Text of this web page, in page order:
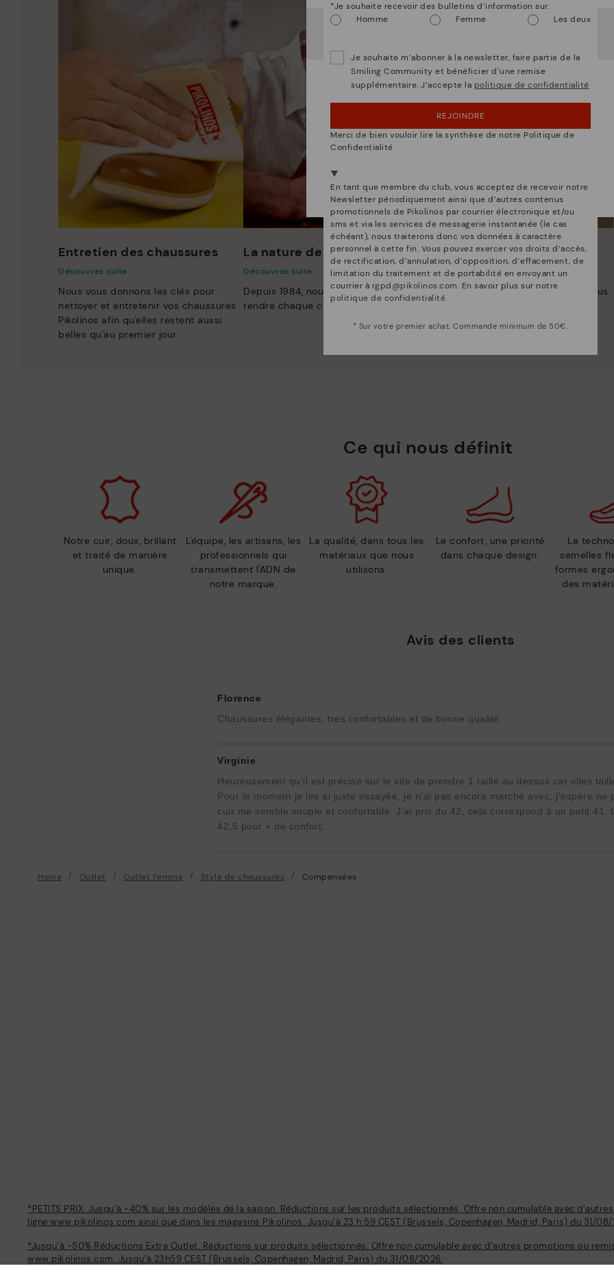
Entretien des chaussures
Découvrez suite
Nous vous donnons les clés pour
nettoyer et entretenir vos chaussures
Pikolinos afin qu'elles restent aussi
belles qu'au premier jour.
La nature de Pikolinos
Découvrez suite
Depuis 1984, nous nous efforçons de
rendre chaque chaussure unique.
Innovation
Découvrez suite
Le cuir est ce qui nous définit et nous
Ce qui nous définit
Notre cuir, doux, brillant
et traité de manière
unique.
L'équipe, les artisans, les
professionnels qui
transmettent l'ADN de
notre marque.
La qualité, dans tous les
matériaux que nous
utilisons.
Le confort, une priorité
dans chaque design.
La
semelles
formes
des
Avis des clients
Florence
Chaussures élégantes, très confortables et de bonne qualité.
Virginie
Heureusement qu'il est précisé sur le site de prendre 1 taille au dessus car elles
Pour le moment je les ai juste essayée, je n'ai pas encore marché avec, j'espère ne
cuir me semble souple et confortable. J'ai pris du 42, cela correspond à un petit 41.
42,5 pour + de confort.
Home Outlet Outlet Femme Style de chaussures Compensées
*PETITS PRIX: Jusqu’à -40% sur les modèles de la saison. Réductions sur les produits sélectionnés. Offre non cumulable avec
ligne www.pikolinos.com ainsi que dans les magasins Pikolinos. Jusqu’à 23 h 59 CEST (Brussels, Copenhagen, Madrid, Paris) du 31/
*Jusqu’à -50% Réductions Extra Outlet. Réductions sur produits sélectionnés. Offre non cumulable avec d’autres promotions ou
www.pikolinos.com. Jusqu’à 23h59 CEST (Brussels, Copenhagen, Madrid, Paris) du 31/08/2026.
Il semble que vous êtes en États-Unis
et vous allez
OUPS... JE ME SUIS TROMPÉ, JE VEUX RESTER
NON, JE VEUX ALLER SUR LE SITE WEB DU
LUXEMBOURG
Sélectionnez la vôtreici.
*Je souhaite recevoir des bulletins d’information sur:
Homme
Femme Les deux
Je souhaite m’abonner à la newsletter, faire partie de la
Smiling Community et bénéficier d’une remise
supplémentaire. J’accepte la politique de confidentialité
REJOINDRE
Merci de bien vouloir lire la synthèse de notre Politique de
Confidentialité
En tant que membre du club, vous acceptez de recevoir notre
Newsletter périodiquement ainsi que d’autres contenus
promotionnels de Pikolinos par courrier électronique et/ou
sms et via les services de messagerie instantanée (le cas
échéant), nous traiterons donc vos données à caractère
personnel à cette fin. Vous pouvez exercer vos droits d’accès,
de rectification, d’annulation, d’opposition, d’effacement, de
limitation du traitement et de portabilité en envoyant un
courrier à rgpd@pikolinos.com. En savoir plus sur notre
politique de confidentialité.
* Sur votre premier achat. Commande minimum de 50€.